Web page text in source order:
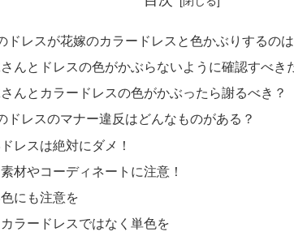
ドレスが花嫁のカラードレスと色かぶりするの
んとドレスの色がかぶらないように確認すべき
んとカラードレスの色がかぶったら謝るべき？
ドレスのマナー違反はどんなものがある？
レスは絶対にダメ！
材やコーディネートに注意！
にも注意を
ラードレスではなく単色を